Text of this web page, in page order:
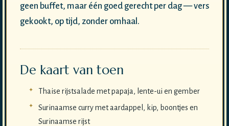
geen buffet, maar één goed gerecht per dag — vers
gekookt, op tijd, zonder omhaal.
De kaart van toen
Thaise rijstsalade met papaja, lente-ui en gember
Surinaamse curry met aardappel, kip, boontjes en
Surinaamse rijst